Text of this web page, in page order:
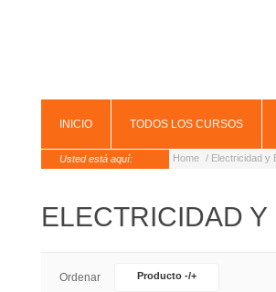
INICIO TODOS LOS CURSOS
Usted está aquí: Home / Electricidad y
ELECTRICIDAD
Ordenar Producto -/+